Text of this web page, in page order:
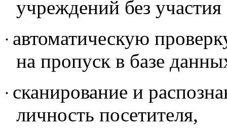
учреждений без
· автоматическую
на пропуск в базе
· сканирование и
личность посетителя,